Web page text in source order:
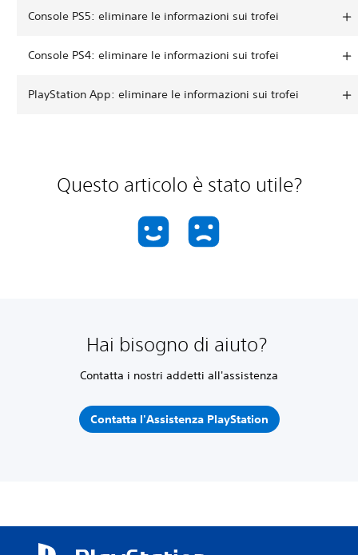
Console PS5: eliminare le informazioni sui trofei
Console PS4: eliminare le informazioni sui trofei
PlayStation App: eliminare le informazioni sui trofei
Questo articolo è stato utile?
Hai bisogno di aiuto?
Contatta i nostri addetti all'assistenza
Contatta l'Assistenza PlayStation